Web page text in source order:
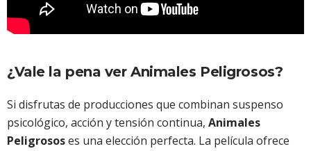
¿Vale la pena ver Animales Peligrosos?
Si disfrutas de producciones que combinan suspenso
psicológico, acción y tensión continua, Animales
Peligrososes una elección perfecta. La película ofrece